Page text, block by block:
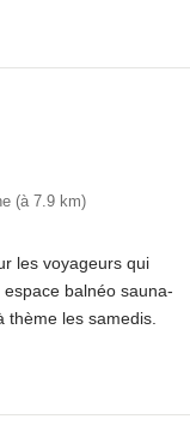
(à 7.9 km)
les voyageurs qui
balnéo sauna-
thème les samedis.